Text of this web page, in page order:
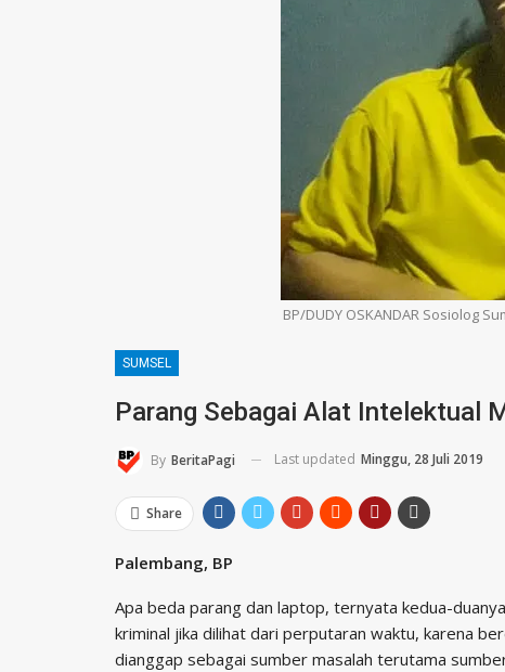
BP/DUDY OSKANDAR Sosiolog
SUMSEL
Parang Sebagai Alat Intelektual
By BeritaPagi Last updated Minggu, 28 Juli 2019
Share
Palembang, BP
Apa beda parang dan laptop, ternyata kedua-
kriminal jika dilihat dari perputaran waktu, karena
dianggap sebagai sumber masalah terutama